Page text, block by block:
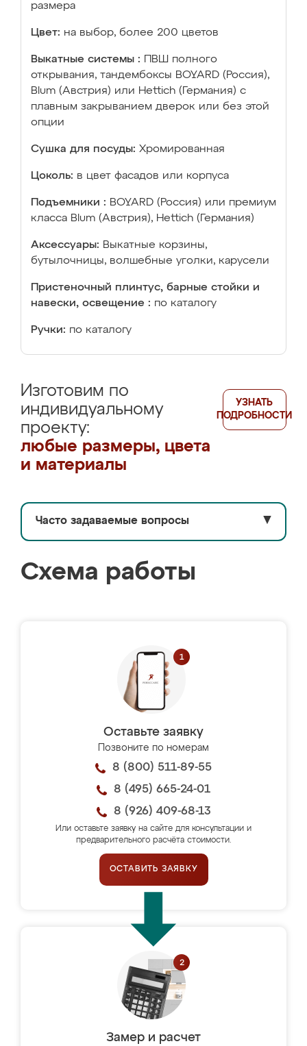
размера
Цвет: на выбор, более 200 цветов
Выкатные системы :
ПВШ полного
открывания, тандембоксы BOYARD (Россия),
Blum (Австрия) или Hettich (Германия) с
плавным закрыванием дверок или без этой
опции
Сушка для посуды: Хромированная
Цоколь: в цвет фасадов или корпуса
Подъемники : BOYARD (Россия) или премиум
класса Blum (Австрия), Hettich (Германия)
Аксессуары: Выкатные корзины,
бутылочницы, волшебные уголки, карусели
Пристеночный плинтус, барные стойки и
навески, освещение : по каталогу
Ручки: по каталогу
Изготовим по
индивидуальному
проекту:
любые размеры, цвета
и материалы
УЗНАТЬ
ПОДРОБНОСТИ
Часто задаваемые вопросы ▼
Схема работы
Оставьте заявку
Позвоните по номерам
8 (800) 511-89-55
8 (495) 665-24-01
8 (926) 409-68-13
Или оставьте заявку на сайте для консультации и
предварительного расчёта стоимости.
ОСТАВИТЬ ЗАЯВКУ
Замер и расчет